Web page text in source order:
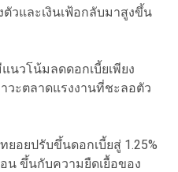
วและเงินเฟ้อกลับมาสูงขึ้น
นวโน้มลดดอกเบี้ยเพียง
วะตลาดแรงงานที่ชะลอตัว
อยปรับขึ้นดอกเบี้ยสู่ 1.25%
น ขึ้นกับความยืดเยื้อของ